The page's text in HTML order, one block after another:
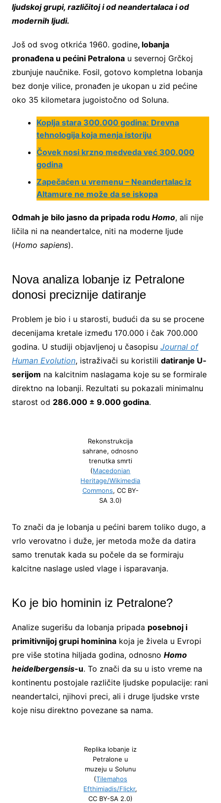
ljudskoj grupi, različitoj i od neandertalaca i od
modernih ljudi.
Još od svog otkrića 1960. godine, lobanja
pronađena u pećini Petralonau severnoj Grčkoj
zbunjuje naučnike. Fosil, gotovo kompletna lobanja
bez donje vilice, pronađen je ukopan u zid pećine
oko 35 kilometara jugoistočno od Soluna.
Koplja stara 300.000 godina: Drevna
tehnologija koja menja istoriju
Čovek nosi krzno medveda već 300.000
godina
Zapečaćen u vremenu – Neandertalac iz
Altamure ne može da se iskopa
Odmah je bilo jasno da pripada rodu Homo, ali nije
ličila ni na neandertalce, niti na moderne ljude
(Homo sapiens).
Nova analiza lobanje iz Petralone
donosi preciznije datiranje
Problem je bio i u starosti, budući da su se procene
decenijama kretale između 170.000 i čak 700.000
godina. U studiji objavljenoj u časopisu Journal of
Human Evolution, istraživači su koristili datiranje U-
serijom na kalcitnim naslagama koje su se formirale
direktno na lobanji. Rezultati su pokazali minimalnu
starost od 286.000 ± 9.000 godina.
Rekonstrukcija
sahrane, odnosno
trenutka smrti
(Macedonian
Heritage/Wikimedia
Commons, CC BY-
SA 3.0)
To znači da je lobanja u pećini barem toliko dugo, a
vrlo verovatno i duže, jer metoda može da datira
samo trenutak kada su počele da se formiraju
kalcitne naslage usled vlage i isparavanja.
Ko je bio hominin iz Petralone?
Analize sugerišu da lobanja pripada posebnoj i
primitivnijoj grupi homininakoja je živela u Evropi
pre više stotina hiljada godina, odnosno Homo
heidelbergensis-u. To znači da su u isto vreme na
kontinentu postojale različite ljudske populacije: rani
neandertalci, njihovi preci, ali i druge ljudske vrste
koje nisu direktno povezane sa nama.
Replika lobanje iz
Petralone u
muzeju u Solunu
(Tilemahos
Efthimiadis/Flickr,
CC BY-SA 2.0)